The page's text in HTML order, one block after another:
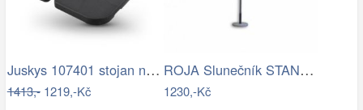
Juskys 107401 stojan na slunčeník černý…
1413,-1219,-Kč
ROJA Slunečník STANDART 3m - béžový
1230,-Kč